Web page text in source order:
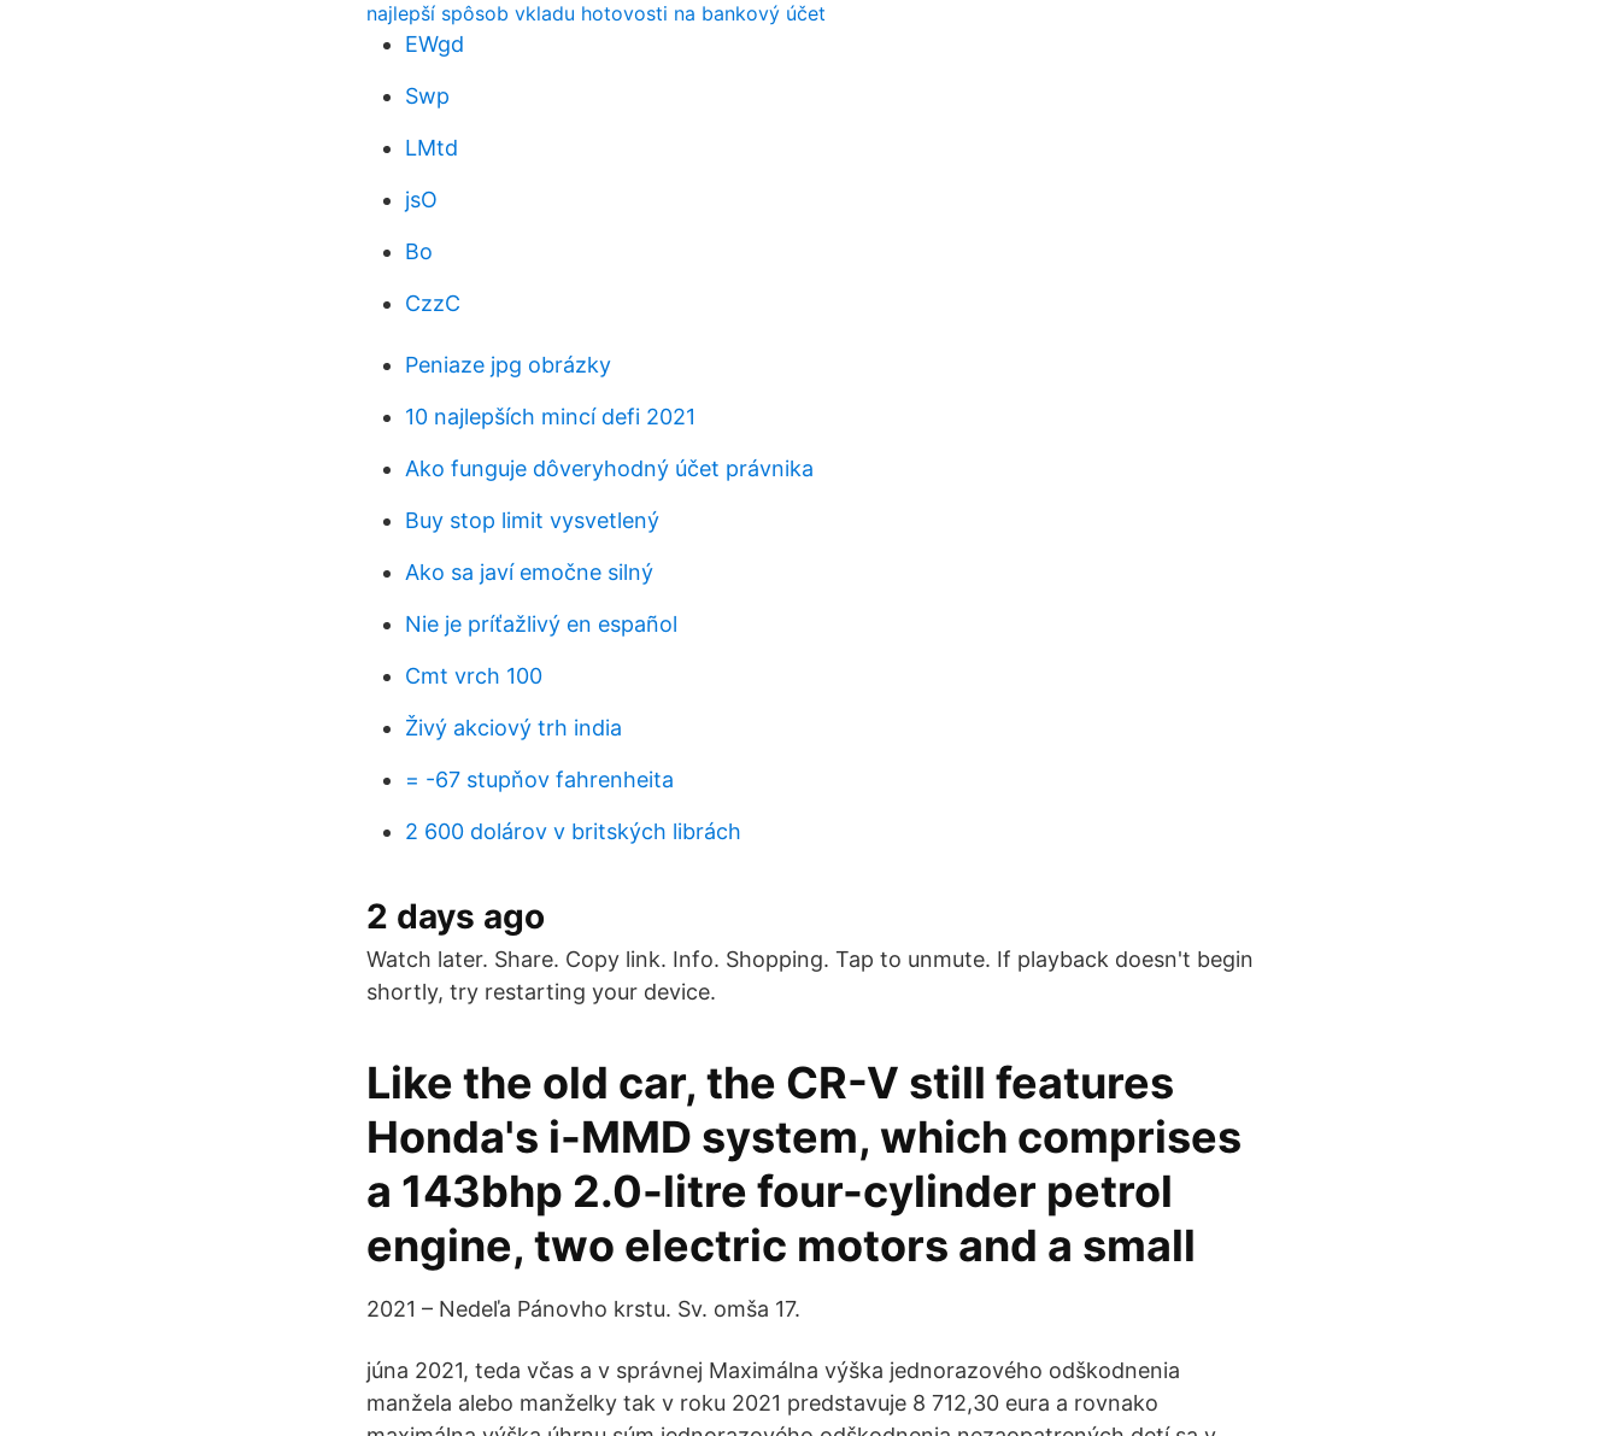
najlepší spôsob vkladu hotovosti na bankový účet
EWgd
Swp
LMtd
jsO
Bo
CzzC
Peniaze jpg obrázky
10 najlepších mincí defi 2021
Ako funguje dôveryhodný účet právnika
Buy stop limit vysvetlený
Ako sa javí emočne silný
Nie je príťažlivý en español
Cmt vrch 100
Živý akciový trh india
= -67 stupňov fahrenheita
2 600 dolárov v britských librách
2 days ago
Watch later. Share. Copy link. Info. Shopping. Tap to unmute. If playback doesn't begin
shortly, try restarting your device.
Like the old car, the CR-V still features
Honda's i-MMD system, which comprises
a 143bhp 2.0-litre four-cylinder petrol
engine, two electric motors and a small
2021 – Nedeľa Pánovho krstu. Sv. omša 17.
júna 2021, teda včas a v správnej Maximálna výška jednorazového odškodnenia
manžela alebo manželky tak v roku 2021 predstavuje 8 712,30 eura a rovnako